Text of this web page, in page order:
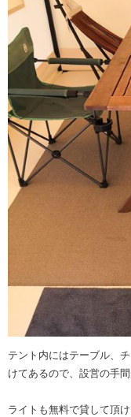
テント内にはテーブル、
けてあるので、設営の手間
ライトも無料で貸して頂